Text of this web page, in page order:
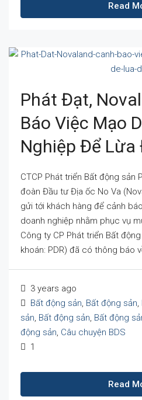
Read
Phát Đạt,
Báo Việc Mạo
Nghiệp Để Lừa
CTCP Phát triển Bất động sản
đoàn Đầu tư Địa ốc No Va
gửi tới khách hàng để cảnh
doanh nghiệp nhằm phục vụ
Công ty CP Phát triển Bất
khoán: PDR) đã có thông báo
3 years ago
Bất động sản, Bất động sản,
sản, Bất động sản, Bất động
động sản, Câu chuyện BDS
1
Read